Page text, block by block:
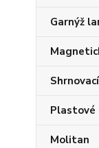
Garnýž
Plastové
Molitan